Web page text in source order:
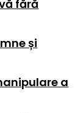
fără
și
a